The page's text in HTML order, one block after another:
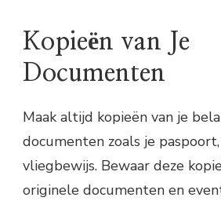
Kopieën van Je
Documenten
Maak altijd kopieën van je
documenten zoals je
vliegbewijs. Bewaar deze
originele documenten en